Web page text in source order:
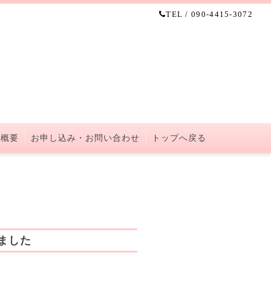
TEL / 090-4415-3072
要 お申し込み・お問い合わせ トップへ戻る
した